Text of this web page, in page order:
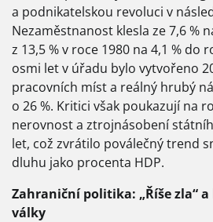
a podnikatelskou revoluci v
Nezaměstnanost klesla ze 7,6 %
z 13,5 % v roce 1980 na 4,1 % do
osmi let v úřadu bylo vytvořeno
pracovních míst a reálný hrubý
o 26 %. Kritici však poukazují na
nerovnost a ztrojnásobení
let, což zvrátilo poválečný trend
dluhu jako procenta HDP.
Zahraniční politika: „Říše zla“
války